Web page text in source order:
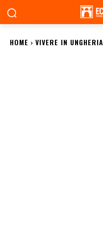
HOME VIVERE IN UNGHERIA